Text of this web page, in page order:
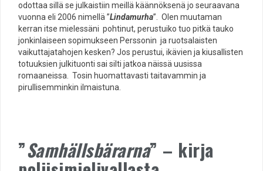
odottaa sillä se julkaistiin meillä käännöksenä jo seuraavana
vuonna eli 2006 nimellä ”Lindamurha”. Olen muutaman
kerran itse mielessäni pohtinut, perustuiko tuo pitkä tauko
jonkinlaiseen sopimukseen Perssonin ja ruotsalaisten
vaikuttajatahojen kesken? Jos perustui, ikävien ja kiusallisten
totuuksien julkituonti sai silti jatkoa näissä uusissa
romaaneissa. Tosin huomattavasti taitavammin ja
pirullisemminkin ilmaistuna.
”Samhällsbärarna” – kirja